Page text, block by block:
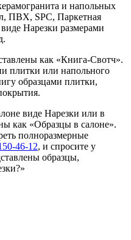
и напольных
ПВХ, SPC, Паркетная
Нарезки размерами
как «Книга-Свотч».
плитки или напольного
образцами плитки,
виде Нарезки или в
как «Образцы в салоне».
полноразмерные
46-12, и спросите у
образцы,